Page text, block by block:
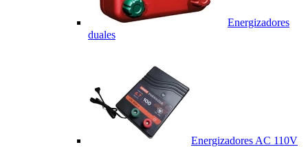
Energizadores
duales
Energizadores AC 110V